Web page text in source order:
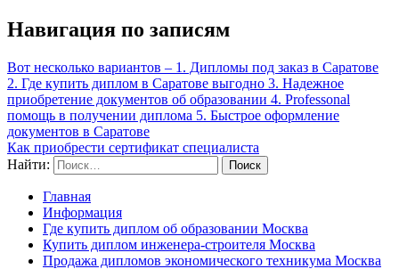
Навигация по записям
Вот несколько вариантов – 1. Дипломы под заказ в Саратове
2. Где купить диплом в Саратове выгодно 3. Надежное
приобретение документов об образовании 4. Professonal
помощь в получении диплома 5. Быстрое оформление
документов в Саратове
Как приобрести сертификат специалиста
Найти:
Главная
Информация
Где купить диплом об образовании Москва
Купить диплом инженера-строителя Москва
Продажа дипломов экономического техникума Москва